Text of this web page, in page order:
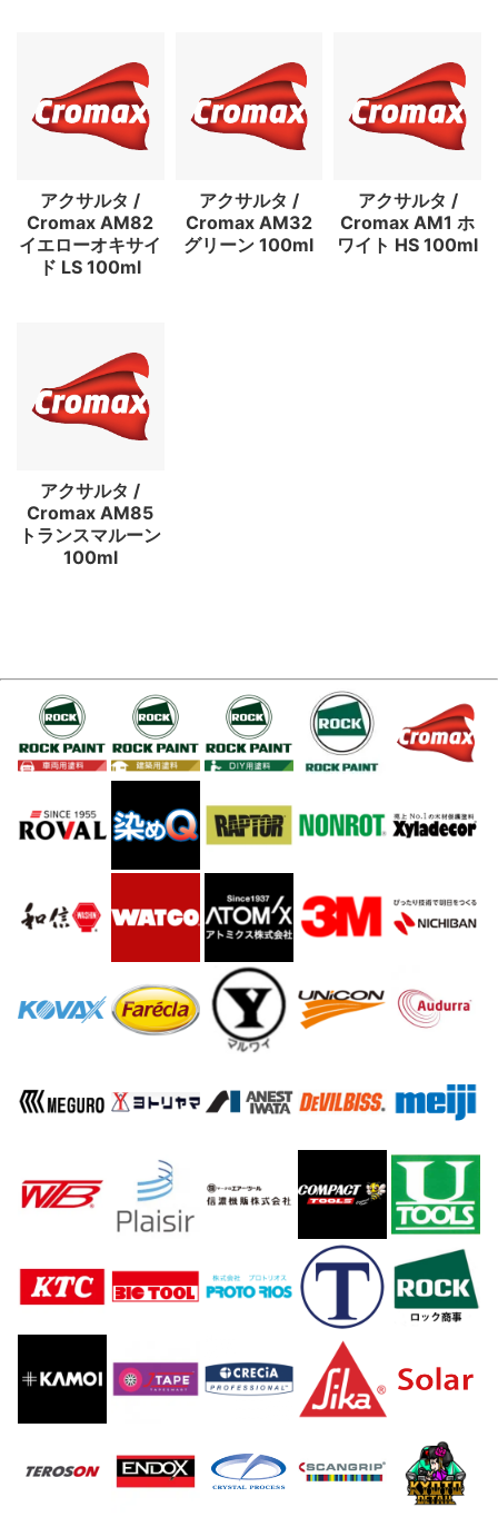
アクサルタ /
Cromax AM82
イエローオキサイ
ド LS 100ml
アクサルタ /
Cromax AM32
グリーン 100ml
アクサルタ /
Cromax AM1 ホ
ワイト HS 100ml
アクサルタ /
Cromax AM85
トランスマルーン
100ml